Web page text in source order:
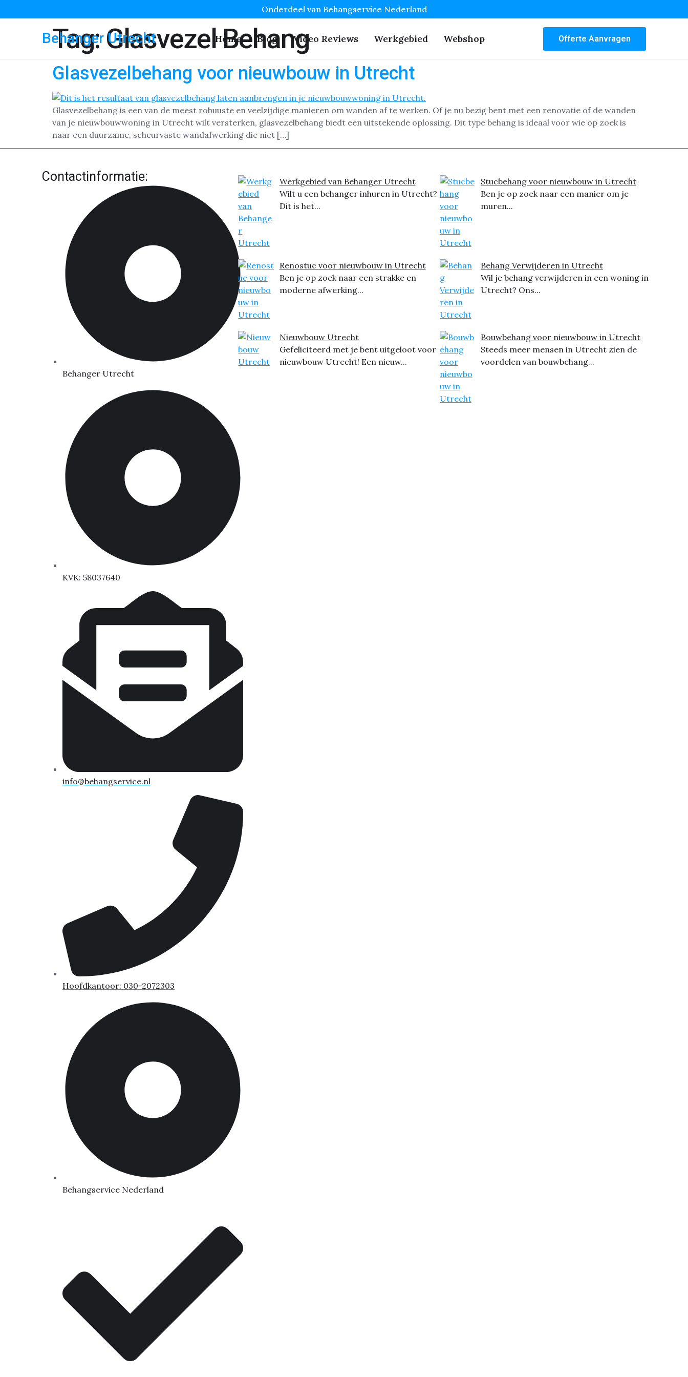
Onderdeel van Behangservice Nederland
Behanger Utrecht Home Blog Video Reviews Werkgebied Webshop Offerte Aanvragen
Tag:Glasvezel Behang
Glasvezelbehang voor nieuwbouw in Utrecht
Glasvezelbehang is een van de meest robuuste en veelzijdige manieren om wanden af te werken. Of je nu bezig bent met een renovatie of de wanden
van je nieuwbouwwoning in Utrecht wilt versterken, glasvezelbehang biedt een uitstekende oplossing. Dit type behang is ideaal voor wie op zoek is
naar een duurzame, scheurvaste wandafwerking die niet […]
Contactinformatie:
Behanger Utrecht
KVK: 58037640
info@behangservice.nl
Hoofdkantoor: 030-2072303
Behangservice Nederland
Werkgebied van Behanger Utrecht
Wilt u een behanger inhuren in Utrecht?
Dit is het...
Renostuc voor nieuwbouw in Utrecht
Ben je op zoek naar een strakke en
moderne afwerking...
Nieuwbouw Utrecht
Gefeliciteerd met je bent uitgeloot voor
nieuwbouw Utrecht! Een nieuw...
Stucbehang voor nieuwbouw in Utrecht
Ben je op zoek naar een manier om je
muren...
Behang Verwijderen in Utrecht
Wil je behang verwijderen in een woning in
Utrecht? Ons...
Bouwbehang voor nieuwbouw in Utrecht
Steeds meer mensen in Utrecht zien de
voordelen van bouwbehang...